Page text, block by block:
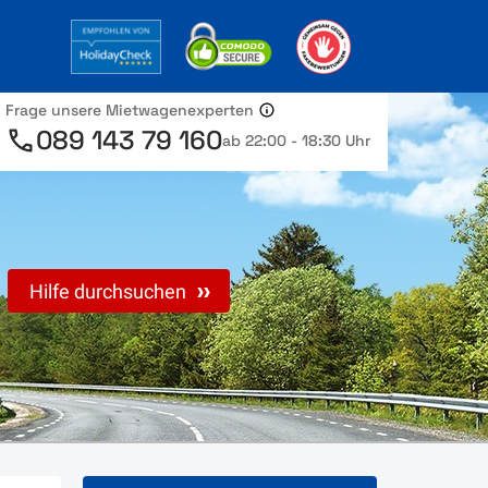
Frage unsere Mietwagenexperten
089 143 79 160ab 22:00 - 18:30 Uhr
Hilfe durchsuchen